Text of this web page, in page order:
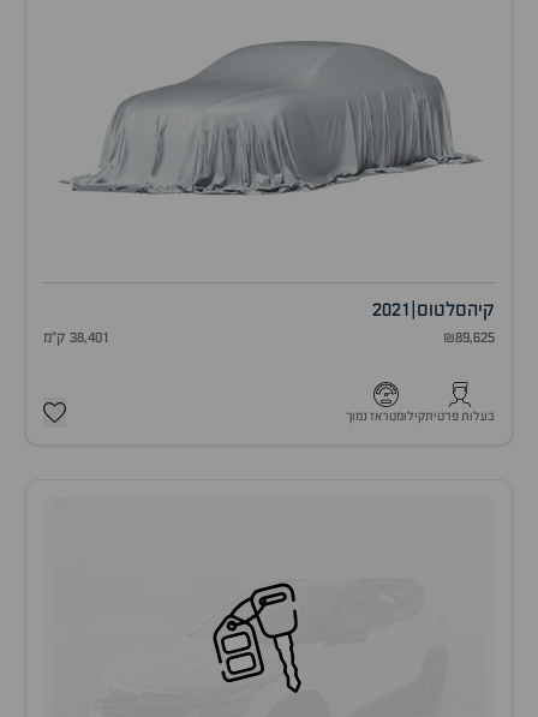
קיהסלטוס 2021
₪89,625 38,401 ק"מ
בעלות פרטיתקילומטראז נמוך